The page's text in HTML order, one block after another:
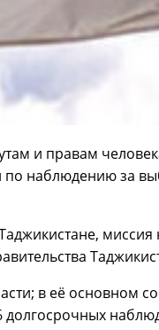
и правам
наблюдению за
миссия
в её основном